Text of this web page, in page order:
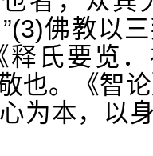
佛教以
释氏要览
也。《智
为本，以